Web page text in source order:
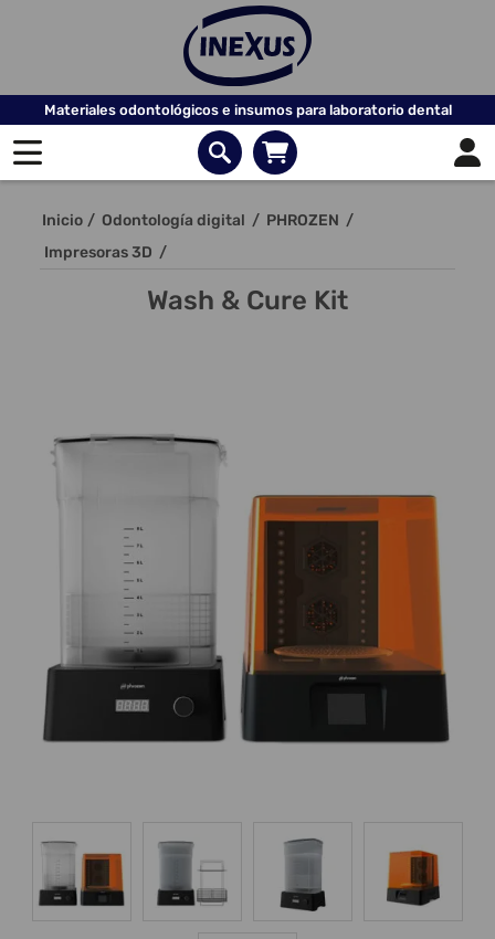
Materiales odontológicos e insumos para laboratorio dental
Inicio / Odontología digital / PHROZEN /
Impresoras 3D /
Wash & Cure Kit